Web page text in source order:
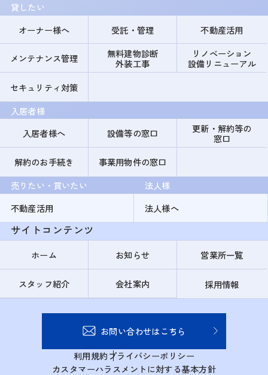
貸したい
オーナー様へ
受託・管理 不動産活用
メンテナンス管理
無料建物診断
外装工事
リノベーション
設備リニューアル
セキュリティ対策
入居者様
入居者様へ
設備等の窓口
更新・解約等の
窓口
解約のお手続き
事業用物件の窓口
売りたい・買いたい
不動産活用
法人様
法人様へ
サイトコンテンツ
ホーム お知らせ 営業所一覧
スタッフ紹介 会社案内 採用情報
お問い合わせはこちら
利用規約プライバシーポリシー
カスタマーハラスメントに対する基本方針